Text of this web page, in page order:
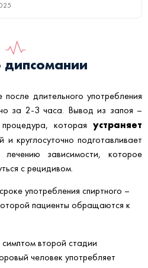
после длительного употребления
за 2-3 часа. Вывод из запоя –
которая устраняет
и круглосуточно подготавливает
зависимости, которое
с рецидивом.
употребления спиртного –
пациенты обращаются к
второй стадии
человек употребляет